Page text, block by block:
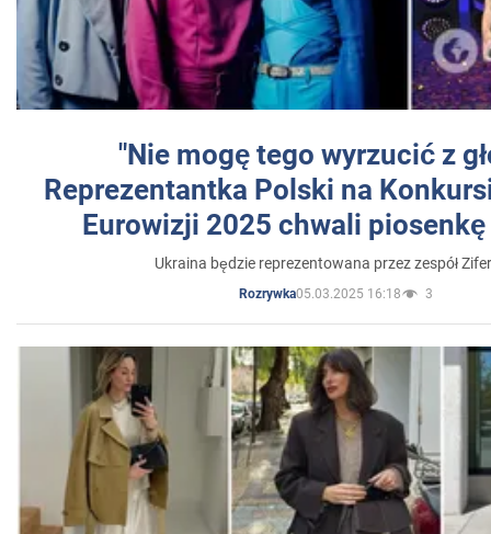
"Nie mogę tego wyrzucić z
Reprezentantka Polski na
Eurowizji 2025 chwali
Ukraina będzie reprezentowana przez zespół
Rozrywka05.03.2025 16:18 3